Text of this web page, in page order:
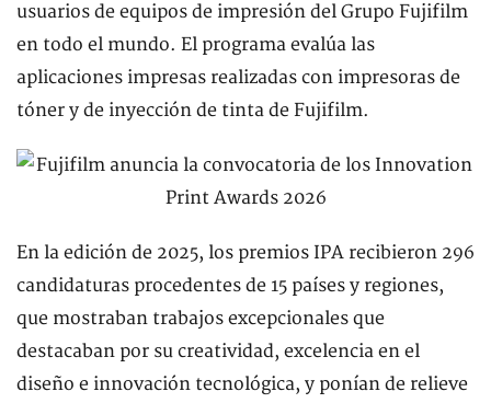
usuarios de equipos de impresión del Grupo Fujifilm
en todo el mundo. El programa evalúa las
aplicaciones impresas realizadas con impresoras de
tóner y de inyección de tinta de Fujifilm.
En la edición de 2025, los premios IPA recibieron 296
candidaturas procedentes de 15 países y regiones,
que mostraban trabajos excepcionales que
destacaban por su creatividad, excelencia en el
diseño e innovación tecnológica, y ponían de relieve